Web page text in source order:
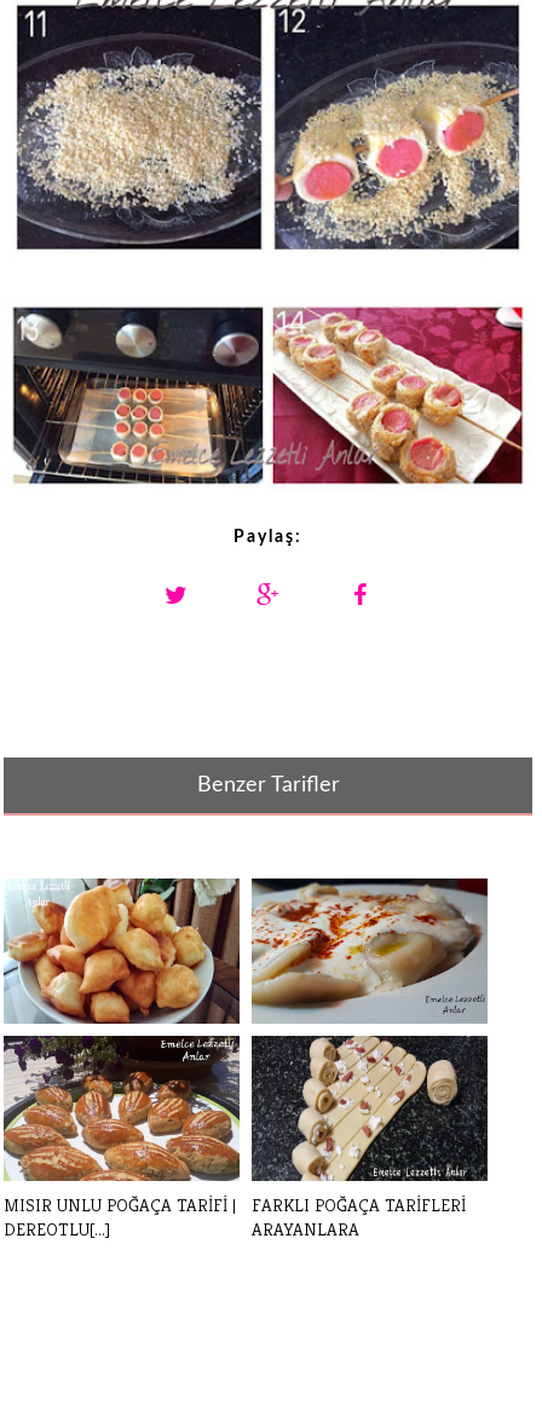
Paylaş:
Benzer Tarifler
SODALI PİŞİ TARİFİ - YAĞ
ÇEKMEYEN P[...]
Mantı hamuru nasıl hazırlanır?
Yumu[...]
MISIR UNLU POĞAÇA TARİFİ |
DEREOTLU[...]
FARKLI POĞAÇA TARİFLERİ
ARAYANLARA